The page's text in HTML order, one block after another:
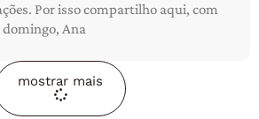
Por isso compartilho aqui, com
domingo, Ana
mostrar mais